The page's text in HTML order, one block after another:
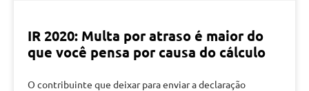
IR 2020: Multa por atraso é maior do
que você pensa por causa do cálculo
O contribuinte que deixar para enviar a declaração